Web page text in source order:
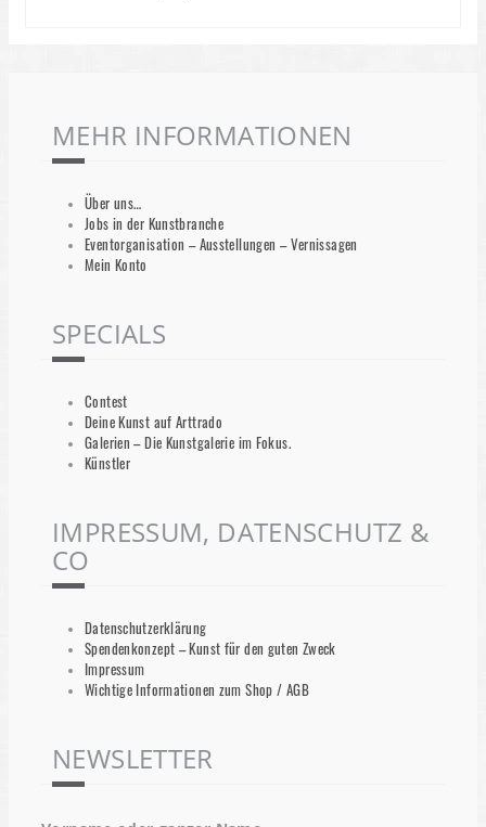
MEHR INFORMATIONEN
Über uns…
Jobs in der Kunstbranche
Eventorganisation – Ausstellungen – Vernissagen
Mein Konto
SPECIALS
Contest
Deine Kunst auf Arttrado
Galerien – Die Kunstgalerie im Fokus.
Künstler
IMPRESSUM, DATENSCHUTZ &
CO
Datenschutzerklärung
Spendenkonzept – Kunst für den guten Zweck
Impressum
Wichtige Informationen zum Shop / AGB
NEWSLETTER